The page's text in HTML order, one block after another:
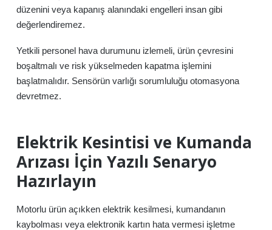
düzenini veya kapanış alanındaki engelleri insan gibi
değerlendiremez.
Yetkili personel hava durumunu izlemeli, ürün çevresini
boşaltmalı ve risk yükselmeden kapatma işlemini
başlatmalıdır. Sensörün varlığı sorumluluğu otomasyona
devretmez.
Elektrik Kesintisi ve Kumanda
Arızası İçin Yazılı Senaryo
Hazırlayın
Motorlu ürün açıkken elektrik kesilmesi, kumandanın
kaybolması veya elektronik kartın hata vermesi işletme